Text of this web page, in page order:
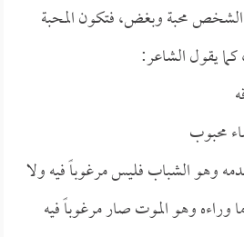
الشخص محبة وبغض، فتكون المحبة
كما يقول الشاعر:
محبوب
وهو الشباب فليس مرغوباً فيه ولا
وراءه وهو الموت صار مرغوباً فيه